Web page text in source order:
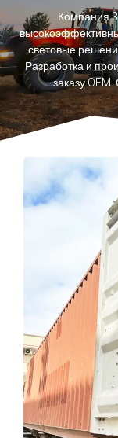
Компания
световые
Разработка и
заказу